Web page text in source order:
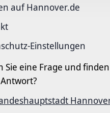
auf Hannover.de
Einstellungen
Sie eine Frage und